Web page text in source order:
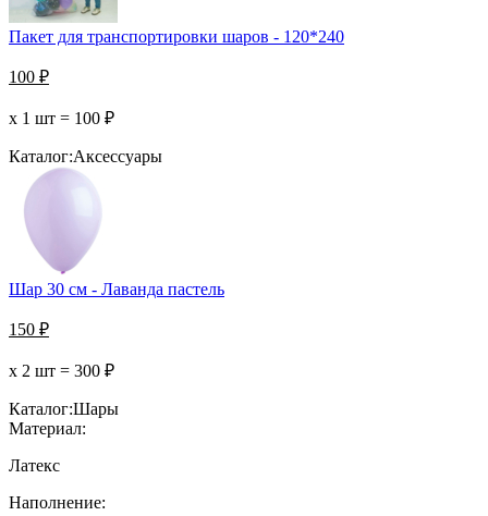
Пакет для транспортировки шаров - 120*240
100 ₽
х 1 шт = 100 ₽
Каталог:Аксессуары
Шар 30 см - Лаванда пастель
150 ₽
х 2 шт = 300 ₽
Каталог:Шары
Материал:
Латекс
Наполнение: